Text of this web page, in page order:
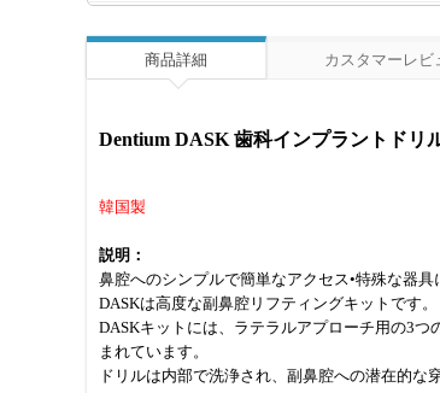
商品詳細 カスタマーレビ
Dentium DASK 歯科インプラントドリ
韓国製
説明：
鼻腔へのシンプルで簡単なアクセス•特殊な器具
DASKは高度な副鼻腔リフティングキットです
DASKキットには、ラテラルアプローチ用の3
まれています。
ドリルは内部で洗浄され、副鼻腔への潜在的な